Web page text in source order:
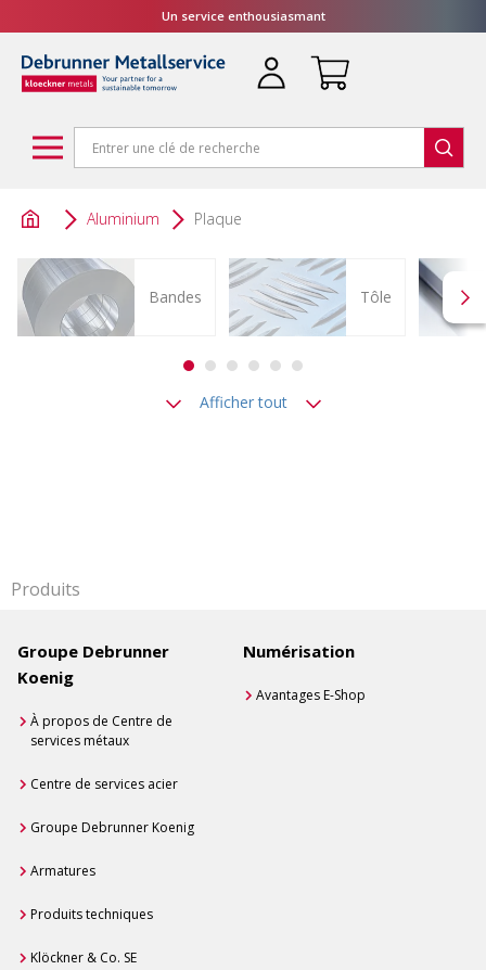
Un service enthousiasmant
Aluminium Plaque
Bandes Tôle
Afficher tout
Produits
Groupe Debrunner
Koenig
À propos de Centre de
services métaux
Centre de services acier
Groupe Debrunner Koenig
Armatures
Produits techniques
Klöckner & Co. SE
Numérisation
Avantages E-Shop